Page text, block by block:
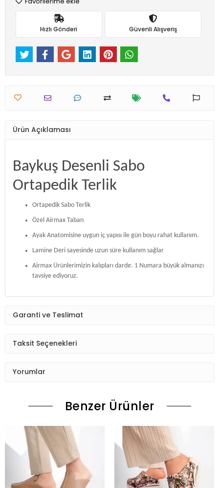
Hızlı Gönderi Güvenli Alışveriş
Ürün Açıklaması
Baykuş Desenli Sabo
Ortapedik Terlik
Ortapedik Sabo Terlik
Özel Airmax Taban
Ayak Anatomisine uygun iç yapısı ile gün boyu rahat kullanım.
Lamine Deri sayesinde uzun süre kullanım sağlar
Airmax Ürünlerimizin kalıpları dardır. 1 Numara büyük almanızı
tavsiye ediyoruz.
Garanti ve Teslimat
Taksit Seçenekleri
Yorumlar
Benzer Ürünler